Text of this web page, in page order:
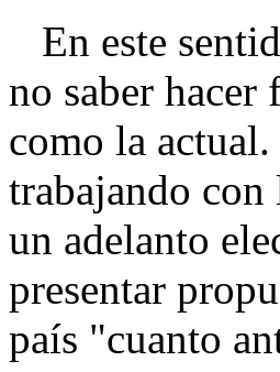
En este
no saber
como la actual.
trabajando con
un adelanto
presentar
país "cuanto